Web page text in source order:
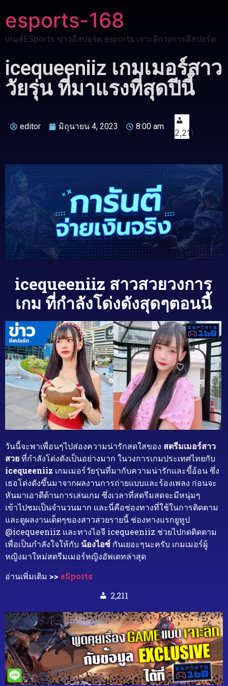
esports-168
เกมส์ESports ข่าวอีสปอร์ต esports เจาะลึกวงการอีสปอร์ต
icequeeniiz เกมเมอร์สาว
วัยรุ่น ที่มาแรงที่สุดปีนี้
editor มิถุนายน 4, 2023 8:00 am
2,211
icequeeniiz สาวสวยวงการ
เกม ที่กำลังโด่งดังสุดๆตอนนี้
วันนี้จะพาเพื่อนๆไปส่องความน่ารักสดใสของ สตรีมเมอร์สาว
สวยที่กำลังโด่งดังเป็นอย่างมาก ในวงการเกมประเทศไทยกับ
icequeeniiz เกมเมอร์วัยรุ่นที่มากับความน่ารักและขี้อ้อน ซึ่ง
เธอโด่งดังขึ้นมาจากผลงานการถ่ายแบบและร้องเพลง ก่อนจะ
หันมาเอาดีด้านการเล่นเกม ซึ่งเวลาที่สตรีมสดจะมีหนุ่มๆ
เข้าไปชมเป็นจำนวนมาก และนี่คือช่องทางที่ใช้ในการติดตาม
และดูผลงานเด็ดๆของสาวสวยรายนี้ ช่องทางแรกยูทูป
@icequeeniiz และทางไอจี icequeeniiz ช่วยไปกดติดตาม
เพื่อเป็นกำลังใจให้กับ น้องไอซ์ กันเยอะๆนะครับ เกมเมอร์ผู้
หญิงมาใหม่สตรีมเมอร์หญิงอัพเดทล่าสุด
อ่านเพิ่มเติม >> eSports
2,211